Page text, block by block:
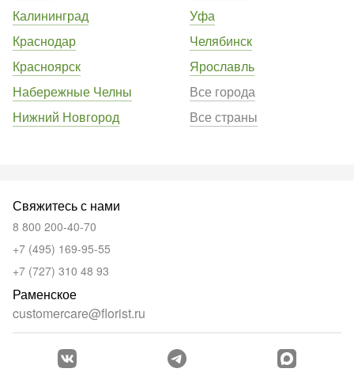
Калининград
Краснодар
Красноярск
Набережные Челны
Нижний Новгород
Уфа
Челябинск
Ярославль
Все города
Все страны
Свяжитесь с нами
8 800 200-40-70
+7 (495) 169-95-55
+7 (727) 310 48 93
Раменское
customercare@florist.ru